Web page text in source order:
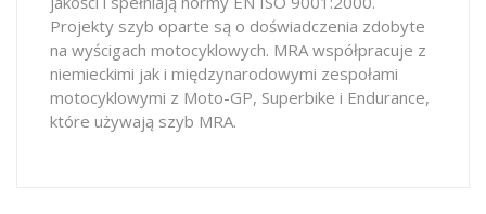
Projekty szyb oparte są o doświadczenia zdobyte
na wyścigach motocyklowych. MRA współpracuje z
niemieckimi jak i międzynarodowymi zespołami
motocyklowymi z Moto-GP, Superbike i Endurance,
które używają szyb MRA.